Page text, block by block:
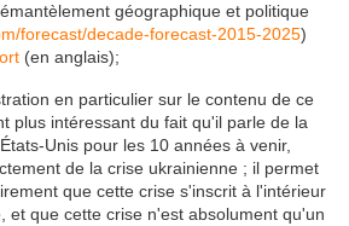
géographique et politique
forecast/decade-forecast-2015-2025)
(en anglais);
en particulier sur le contenu de ce
plus intéressant du fait qu'il parle de la
Unis pour les 10 années à venir,
de la crise ukrainienne ; il permet
que cette crise s'inscrit à l'intérieur
et que cette crise n'est absolument qu'un